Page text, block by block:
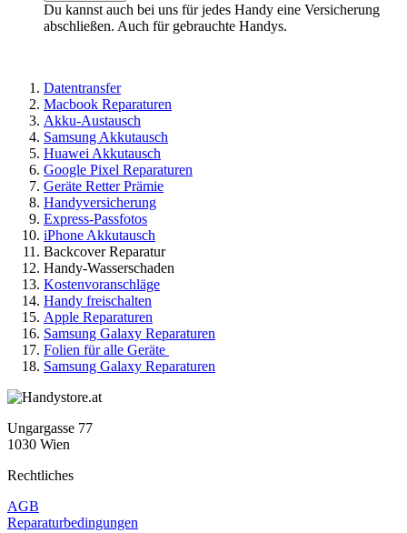
Du kannst auch bei uns für jedes Handy eine Versicherung
abschließen. Auch für gebrauchte Handys.
Datentransfer
Macbook Reparaturen
Akku-Austausch
Samsung Akkutausch
Huawei Akkutausch
Google Pixel Reparaturen
Geräte Retter Prämie
Handyversicherung
Express-Passfotos
iPhone Akkutausch
Backcover Reparatur
Handy-Wasserschaden
Kostenvoranschläge
Handy freischalten
Apple Reparaturen
Samsung Galaxy Reparaturen
Folien für alle Geräte
Samsung Galaxy Reparaturen
Ungargasse 77
1030 Wien
Rechtliches
AGB
Reparaturbedingungen